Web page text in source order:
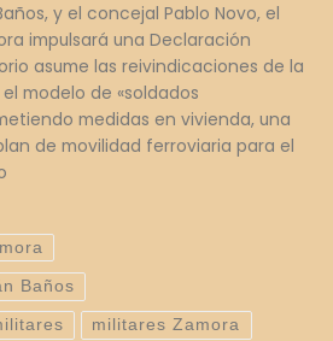
y el concejal Pablo Novo, el
impulsará una Declaración
asume las reivindicaciones de la
modelo de «soldados
medidas en vivienda, una
de movilidad ferroviaria para el
Baños
militares Zamora